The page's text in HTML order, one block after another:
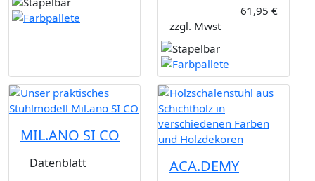
61,95 €
zzgl. Mwst
MIL.ANO SI CO
Datenblatt
ACA.DEMY